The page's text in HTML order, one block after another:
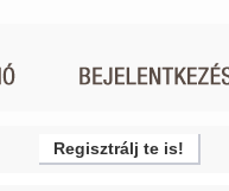
Regisztrálj te is!